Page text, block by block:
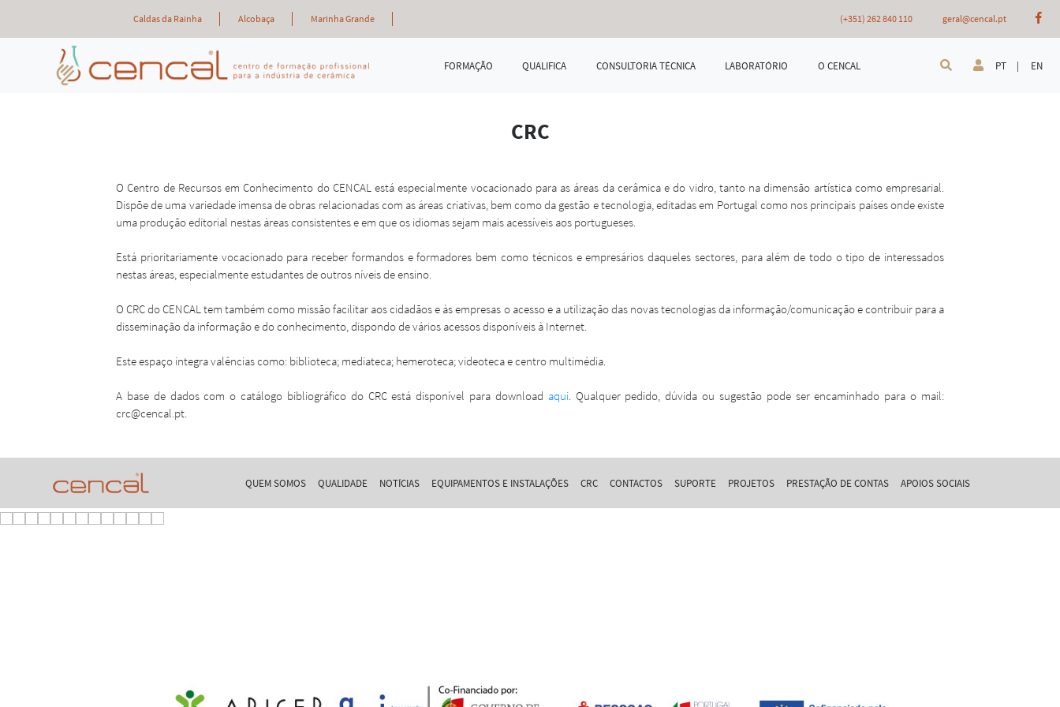
Caldas da Rainha Alcobaça Marinha Grande (+351) 262 840 110 geral@cencal.pt
FORMAÇÃO QUALIFICA CONSULTORIA TÉCNICA LABORATÓRIO O CENCAL PT | EN
CRC
O Centro de Recursos em Conhecimento do CENCAL está especialmente vocacionado para as áreas da cerâmica e do vidro, tanto na dimensão artística como empresarial.
Dispõe de uma variedade imensa de obras relacionadas com as áreas criativas, bem como da gestão e tecnologia, editadas em Portugal como nos principais países onde existe
uma produção editorial nestas áreas consistentes e em que os idiomas sejam mais acessíveis aos portugueses.
Está prioritariamente vocacionado para receber formandos e formadores bem como técnicos e empresários daqueles sectores, para além de todo o tipo de interessados
nestas áreas, especialmente estudantes de outros níveis de ensino.
O CRC do CENCAL tem também como missão facilitar aos cidadãos e às empresas o acesso e a utilização das novas tecnologias da informação/comunicação e contribuir para a
disseminação da informação e do conhecimento, dispondo de vários acessos disponíveis à Internet.
Este espaço integra valências como: biblioteca; mediateca; hemeroteca; videoteca e centro multimédia.
A base de dados com o catálogo bibliográfico do CRC está disponível para download aqui. Qualquer pedido, dúvida ou sugestão pode ser encaminhado para o mail:
crc@cencal.pt.
QUEM SOMOS QUALIDADE NOTÍCIAS EQUIPAMENTOS E INSTALAÇÕES CRC CONTACTOS SUPORTE PROJETOS PRESTAÇÃO DE CONTAS APOIOS SOCIAIS